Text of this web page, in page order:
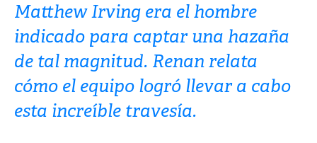
Ukraine United Kingdom
United States
Matthew Irving era el hombre
indicado para captar una hazaña
de tal magnitud. Renan relata
cómo el equipo logró llevar a cabo
esta increíble travesía.